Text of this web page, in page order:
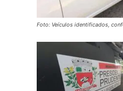
Foto: Veículos identificados,